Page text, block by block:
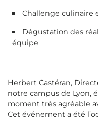
Challenge culinaire
Dégustation des
équipe
Herbert Castéran,
notre campus de Lyon,
moment très agréable
Cet événement a été